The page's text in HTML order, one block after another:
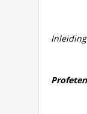
Inleiding